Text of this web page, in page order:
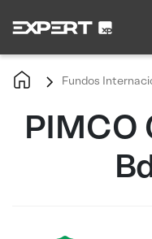
Fundos
PIMCO